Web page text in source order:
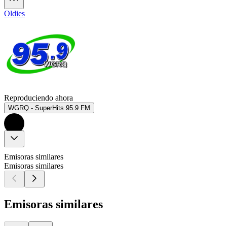
Oldies
Reproduciendo ahora
WGRQ - SuperHits 95.9 FM
Emisoras similares
Emisoras similares
Emisoras similares